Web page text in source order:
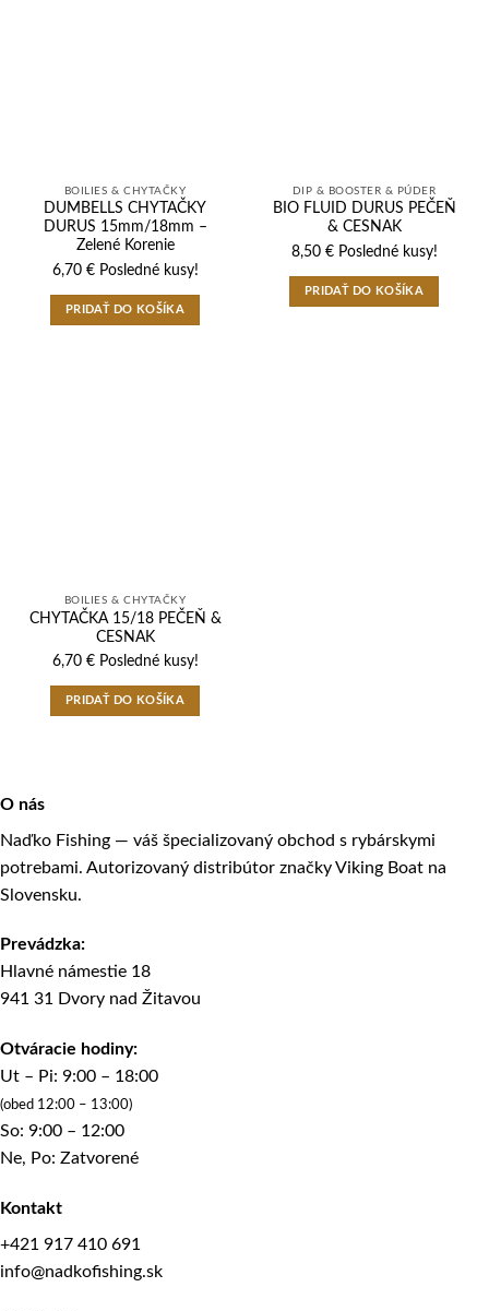
BOILIES & CHYTAČKY
DUMBELLS CHYTAČKY
DURUS 15mm/18mm –
Zelené Korenie
6,70 € Posledné kusy!
PRIDAŤ DO KOŠÍKA
DIP & BOOSTER & PÚDER
BIO FLUID DURUS PEČEŇ
& CESNAK
8,50 € Posledné kusy!
PRIDAŤ DO KOŠÍKA
BOILIES & CHYTAČKY
CHYTAČKA 15/18 PEČEŇ &
CESNAK
6,70 € Posledné kusy!
PRIDAŤ DO KOŠÍKA
O nás
Naďko Fishing — váš špecializovaný obchod s rybárskymi
potrebami. Autorizovaný distribútor značky Viking Boat na
Slovensku.
Prevádzka:
Hlavné námestie 18
941 31 Dvory nad Žitavou
Otváracie hodiny:
Ut – Pi: 9:00 – 18:00
(obed 12:00 – 13:00)
So: 9:00 – 12:00
Ne, Po: Zatvorené
Kontakt
+421 917 410 691
info@nadkofishing.sk